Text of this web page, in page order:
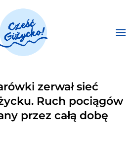
zerwał sieć
Ruch pociągów
przez całą dobę